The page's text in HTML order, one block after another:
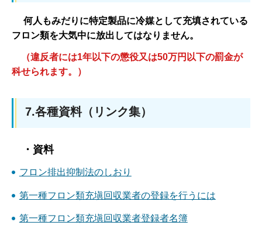
何人もみだりに特定製品に冷媒として充填されている
フロン類を大気中に放出してはなりません。
（違反者には1年以下の懲役又は50万円以下の罰金が
科せられます。）
7.各種資料（リンク集）
・ 資料
フロン排出抑制法のしおり
第一種フロン類充塡回収業者の登録を行うには
第一種フロン類充塡回収業者登録者名簿